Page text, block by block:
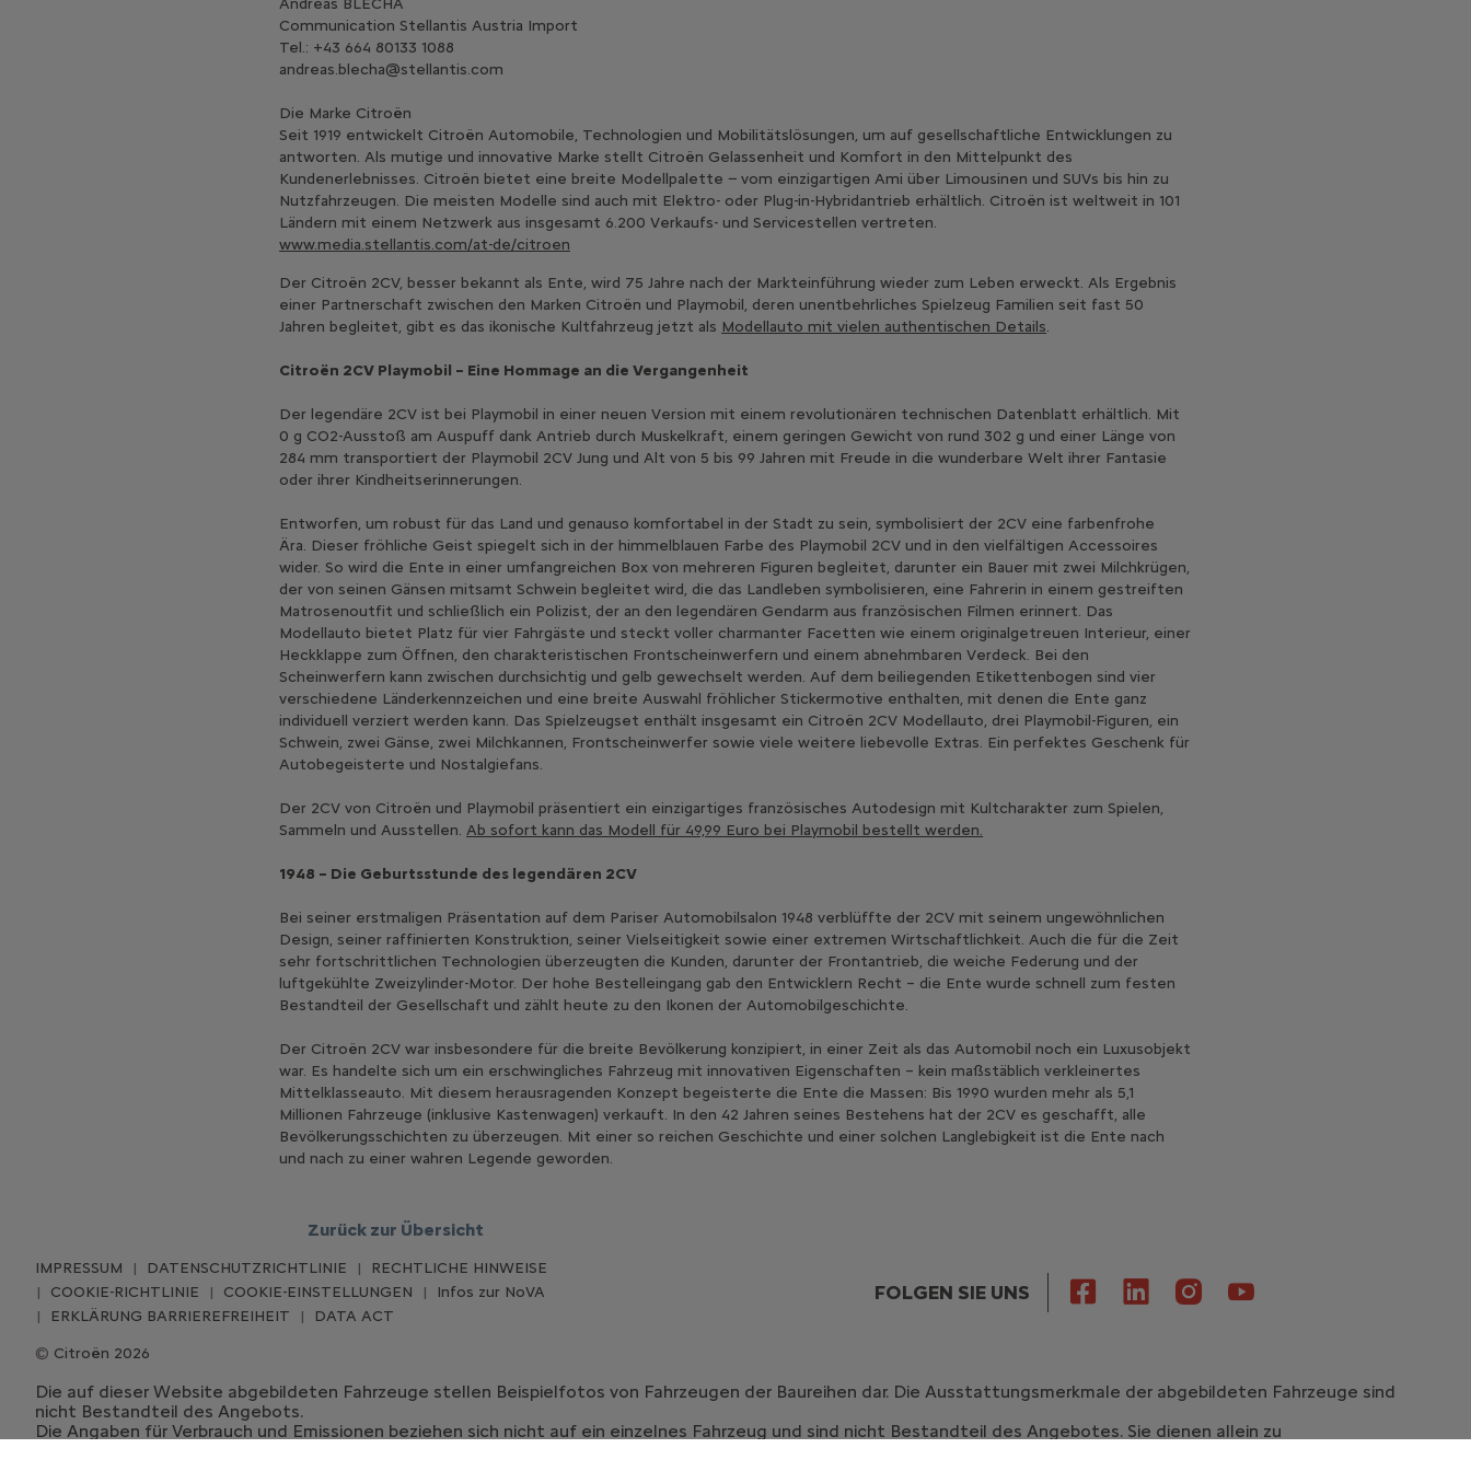
Andreas BLECHA
Communication Stellantis Austria Import
Tel.: +43 664 80133 1088
andreas.blecha@stellantis.com
Die Marke Citroën
Seit 1919 entwickelt Citroën Automobile, Technologien und Mobilitätslösungen, um auf gesellschaftliche Entwicklungen zu
antworten. Als mutige und innovative Marke stellt Citroën Gelassenheit und Komfort in den Mittelpunkt des
Kundenerlebnisses. Citroën bietet eine breite Modellpalette − vom einzigartigen Ami über Limousinen und SUVs bis hin zu
Nutzfahrzeugen. Die meisten Modelle sind auch mit Elektro- oder Plug-in-Hybridantrieb erhältlich. Citroën ist weltweit in 101
Ländern mit einem Netzwerk aus insgesamt 6.200 Verkaufs- und Servicestellen vertreten.
www.media.stellantis.com/at-de/citroen
Der Citroën 2CV, besser bekannt als Ente, wird 75 Jahre nach der Markteinführung wieder zum Leben erweckt. Als Ergebnis
einer Partnerschaft zwischen den Marken Citroën und Playmobil, deren unentbehrliches Spielzeug Familien seit fast 50
Jahren begleitet, gibt es das ikonische Kultfahrzeug jetzt als Modellauto mit vielen authentischen Details.
Citroën 2CV Playmobil – Eine Hommage an die Vergangenheit
Der legendäre 2CV ist bei Playmobil in einer neuen Version mit einem revolutionären technischen Datenblatt erhältlich. Mit
0 g CO2-Ausstoß am Auspuff dank Antrieb durch Muskelkraft, einem geringen Gewicht von rund 302 g und einer Länge von
284 mm transportiert der Playmobil 2CV Jung und Alt von 5 bis 99 Jahren mit Freude in die wunderbare Welt ihrer Fantasie
oder ihrer Kindheitserinnerungen.
Entworfen, um robust für das Land und genauso komfortabel in der Stadt zu sein, symbolisiert der 2CV eine farbenfrohe
Ära. Dieser fröhliche Geist spiegelt sich in der himmelblauen Farbe des Playmobil 2CV und in den vielfältigen Accessoires
wider. So wird die Ente in einer umfangreichen Box von mehreren Figuren begleitet, darunter ein Bauer mit zwei Milchkrügen,
der von seinen Gänsen mitsamt Schwein begleitet wird, die das Landleben symbolisieren, eine Fahrerin in einem gestreiften
Matrosenoutfit und schließlich ein Polizist, der an den legendären Gendarm aus französischen Filmen erinnert. Das
Modellauto bietet Platz für vier Fahrgäste und steckt voller charmanter Facetten wie einem originalgetreuen Interieur, einer
Heckklappe zum Öffnen, den charakteristischen Frontscheinwerfern und einem abnehmbaren Verdeck. Bei den
Scheinwerfern kann zwischen durchsichtig und gelb gewechselt werden. Auf dem beiliegenden Etikettenbogen sind vier
verschiedene Länderkennzeichen und eine breite Auswahl fröhlicher Stickermotive enthalten, mit denen die Ente ganz
individuell verziert werden kann. Das Spielzeugset enthält insgesamt ein Citroën 2CV Modellauto, drei Playmobil-Figuren, ein
Schwein, zwei Gänse, zwei Milchkannen, Frontscheinwerfer sowie viele weitere liebevolle Extras. Ein perfektes Geschenk für
Autobegeisterte und Nostalgiefans.
Der 2CV von Citroën und Playmobil präsentiert ein einzigartiges französisches Autodesign mit Kultcharakter zum Spielen,
Sammeln und Ausstellen.Ab sofort kann das Modell für 49,99 Euro bei Playmobil bestellt werden.
1948 – Die Geburtsstunde des legendären 2CV
Bei seiner erstmaligen Präsentation auf dem Pariser Automobilsalon 1948 verblüffte der 2CV mit seinem ungewöhnlichen
Design, seiner raffinierten Konstruktion, seiner Vielseitigkeit sowie einer extremen Wirtschaftlichkeit. Auch die für die Zeit
sehr fortschrittlichen Technologien überzeugten die Kunden, darunter der Frontantrieb, die weiche Federung und der
luftgekühlte Zweizylinder-Motor. Der hohe Bestelleingang gab den Entwicklern Recht – die Ente wurde schnell zum festen
Bestandteil der Gesellschaft und zählt heute zu den Ikonen der Automobilgeschichte.
Der Citroën 2CV war insbesondere für die breite Bevölkerung konzipiert, in einer Zeit als das Automobil noch ein Luxusobjekt
war. Es handelte sich um ein erschwingliches Fahrzeug mit innovativen Eigenschaften – kein maßstäblich verkleinertes
Mittelklasseauto. Mit diesem herausragenden Konzept begeisterte die Ente die Massen: Bis 1990 wurden mehr als 5,1
Millionen Fahrzeuge (inklusive Kastenwagen) verkauft. In den 42 Jahren seines Bestehens hat der 2CV es geschafft, alle
Bevölkerungsschichten zu überzeugen. Mit einer so reichen Geschichte und einer solchen Langlebigkeit ist die Ente nach
und nach zu einer wahren Legende geworden.
Zurück zur Übersicht
FOLGEN SIE UNS
Citroën 2026
IMPRESSUM DATENSCHUTZRICHTLINIE
RECHTLICHE HINWEISE
COOKIE-RICHTLINIE
COOKIE-EINSTELLUNGEN
Infos zur NoVA
ERKLÄRUNG BARRIEREFREIHEIT
DATA ACT
Die auf dieser Website abgebildeten Fahrzeuge stellen Beispielfotos von Fahrzeugen der Baureihen dar. Die Ausstattungsmerkmale der abgebildeten Fahrzeuge sind
nicht Bestandteil des Angebots.
Die Angaben für Verbrauch und Emissionen beziehen sich nicht auf ein einzelnes Fahrzeug und sind nicht Bestandteil des Angebotes. Sie dienen allein zu